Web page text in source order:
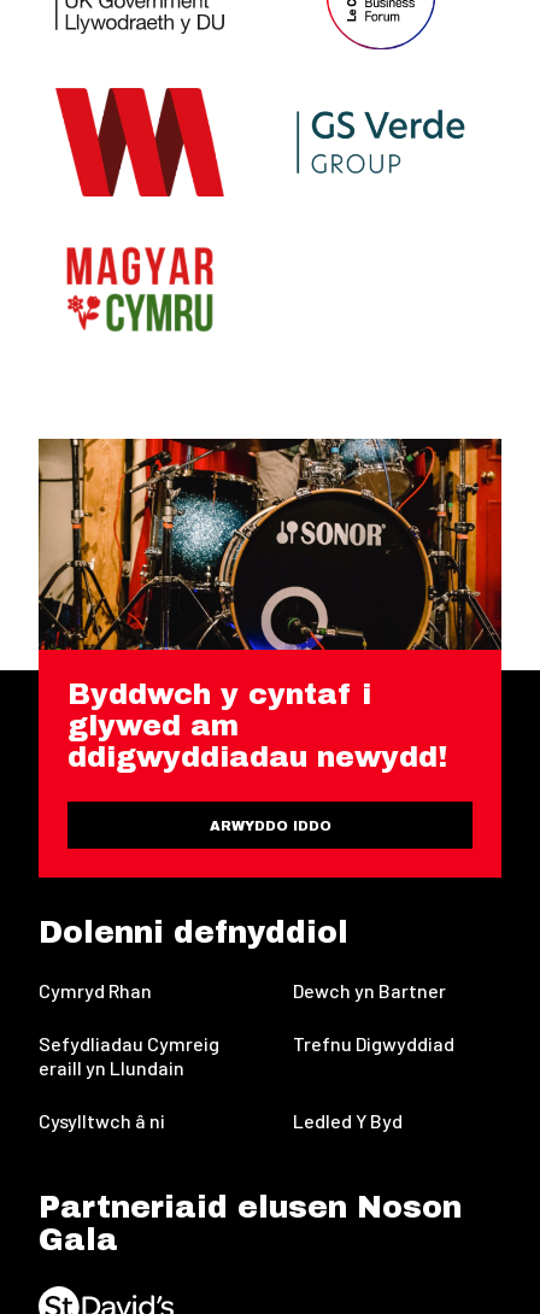
Byddwch y cyntaf i
glywed am
ddigwyddiadau newydd!
ARWYDDO IDDO
Dolenni defnyddiol
Cymryd Rhan Dewch yn Bartner
Sefydliadau Cymreig
eraill yn Llundain
Trefnu Digwyddiad
Cysylltwch â ni Ledled Y Byd
Partneriaid elusen Noson
Gala